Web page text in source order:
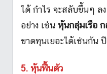
ได้ กำไร จะสลับขึ้นๆ ล
อย่าง เช่น หุ้นกลุ่มเรือ
ขาดทุนเยอะได้เช่นกัน
5. หุ้นฟื้นตัว